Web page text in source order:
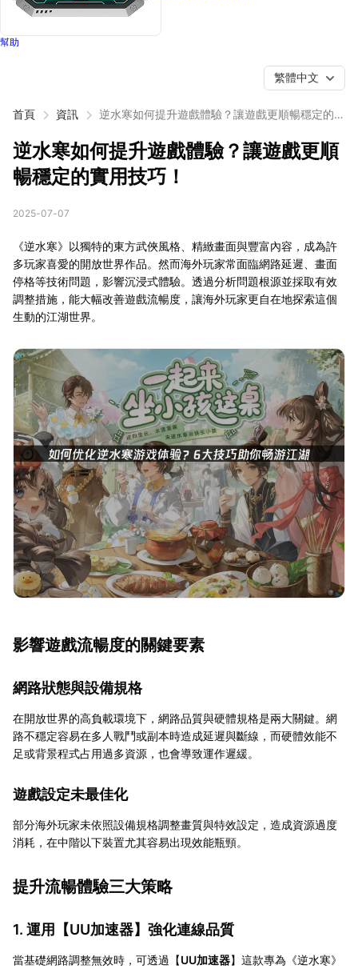
幫助
首頁 資訊
逆水寒如何提升遊戲體驗？讓遊戲更順暢穩定的實
繁體中文
逆水寒如何提升遊戲體驗？讓遊戲更順
暢穩定的實用技巧！
2025-07-07
《逆水寒》以獨特的東方武俠風格、精緻畫面與豐富內容，成為許
多玩家喜愛的開放世界作品。然而海外玩家常面臨網路延遲、畫面
停格等技術問題，影響沉浸式體驗。透過分析問題根源並採取有效
調整措施，能大幅改善遊戲流暢度，讓海外玩家更自在地探索這個
生動的江湖世界。
影響遊戲流暢度的關鍵要素
網路狀態與設備規格
在開放世界的高負載環境下，網路品質與硬體規格是兩大關鍵。網
路不穩定容易在多人戰鬥或副本時造成延遲與斷線，而硬體效能不
足或背景程式占用過多資源，也會導致運作遲緩。
遊戲設定未最佳化
部分海外玩家未依照設備規格調整畫質與特效設定，造成資源過度
消耗，在中階以下裝置尤其容易出現效能瓶頸。
提升流暢體驗三大策略
1. 運用【UU加速器】強化連線品質
當基礎網路調整無效時，可透過【UU加速器】這款專為《逆水寒》